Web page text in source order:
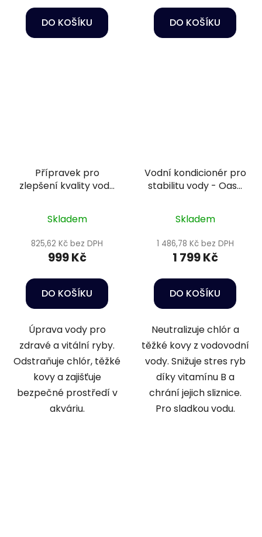
DO KOŠÍKU DO KOŠÍKU
Přípravek pro
zlepšení kvality vody
Skladem
825,62 Kč bez DPH
999 Kč
DO KOŠÍKU
Úprava vody pro
zdravé a vitální ryby.
Odstraňuje chlór, těžké
kovy a zajišťuje
bezpečné prostředí v
akváriu.
Vodní kondicionér pro
stabilitu vody - Oase
Skladem
1 486,78 Kč bez DPH
1 799 Kč
DO KOŠÍKU
Neutralizuje chlór a
těžké kovy z vodovodní
vody. Snižuje stres ryb
díky vitamínu B a
chrání jejich sliznice.
Pro sladkou vodu.